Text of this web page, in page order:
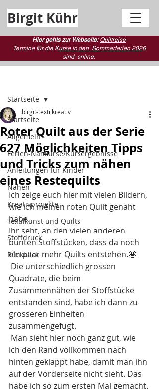
Birgit Kühr
Hier gehts zur Webseite:Quiltreise
Termine für die Kurse in den Sommerferien 2026
sind online.
Startseite
Allgemein
Ferien-Nähkurse/Kursergebnisse
Anleitungen für Kinder
Nähen
Kreativprojekte
Textilkunst und Quilts
Stoffdruck
Rückblick
Startseite
Roter Quilt aus der Serie
627 Möglichkeiten Tipps
und Tricks zum nähen
eines Restequilts
birgit-textilkreativ
Ich zeige euch hier mit vielen Bildern,
wie ich meinen roten Quilt genäht
habe.
Ihr seht, an den vielen anderen
bunten Stoffstücken, dass da noch
ein paar mehr Quilts entstehen.🤩
Quadrate, die beim
Zusammennähen der Stoffstücke
entstanden sind, habe ich dann zu
grösseren Einheiten
zusammengefügt.
ich den Rand vollkommen nach
hinten geklappt habe, damit man ihn
auf der Vorderseite nicht sieht. Das
habe ich so zum ersten Mal gemacht.